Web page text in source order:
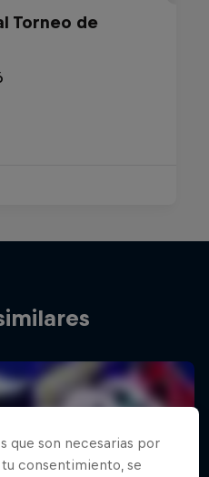
Torneo de
que son necesarias por
consentimiento, se